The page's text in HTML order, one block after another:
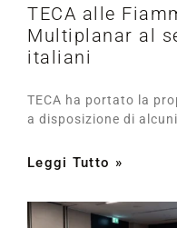
TECA alle
Multiplanar al
italiani
TECA ha portato la
a disposizione di
Leggi Tutto »